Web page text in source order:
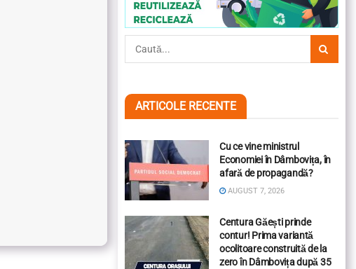
ARTICOLE RECENTE
Cu ce vine ministrul
Economiei în Dâmbovița, în
afară de propagandă?
AUGUST 7, 2026
Centura Găești prinde
contur! Prima variantă
ocolitoare construită de la
zero în Dâmbovița după 35